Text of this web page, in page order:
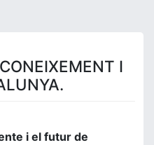
I
i el futur de